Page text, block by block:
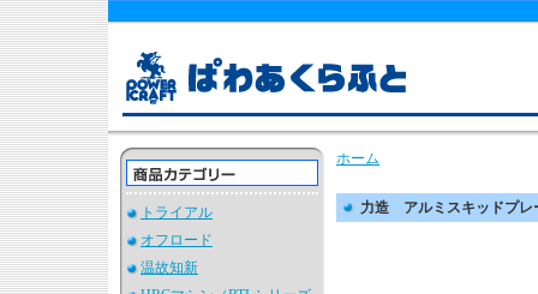
トライアル
オフロード
温故知新
ホーム
力造 アルミスキッドプ